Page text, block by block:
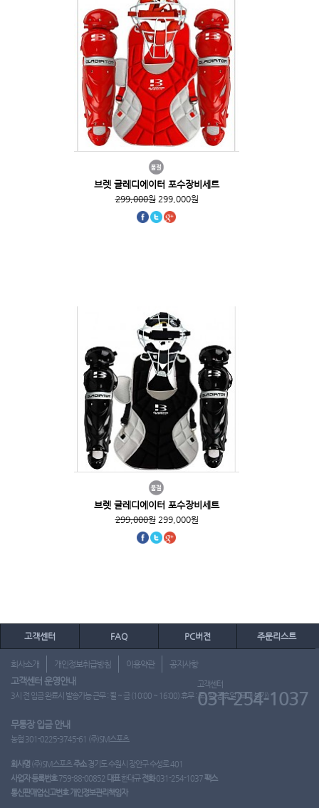
브렛 글레디에이터 포수장비세트
299,000원299,000원
브렛 글레디에이터 포수장비세트
299,000원299,000원
고객센터 FAQ PC버전 주문리스트
회사소개 개인정보취급방침 이용약관 공지사항
고객센터 운영안내
3시 전 입금 완료시 발송가능 근무 : 월 ~ 금 (10:00 ~ 16:00) 휴무 : 토, 일, 공휴일 (도매 불가)
고객센터
031-254-1037
무통장 입금 안내
농협 301-0225-3745-61 (주)SM스포츠
회사명 (주)SM스포츠주소경기도 수원시 장안구 수성로 401
사업자 등록번호759-88-00852 대표한대규 전화031-254-1037팩스
통신판매업신고번호 개인정보관리책임자